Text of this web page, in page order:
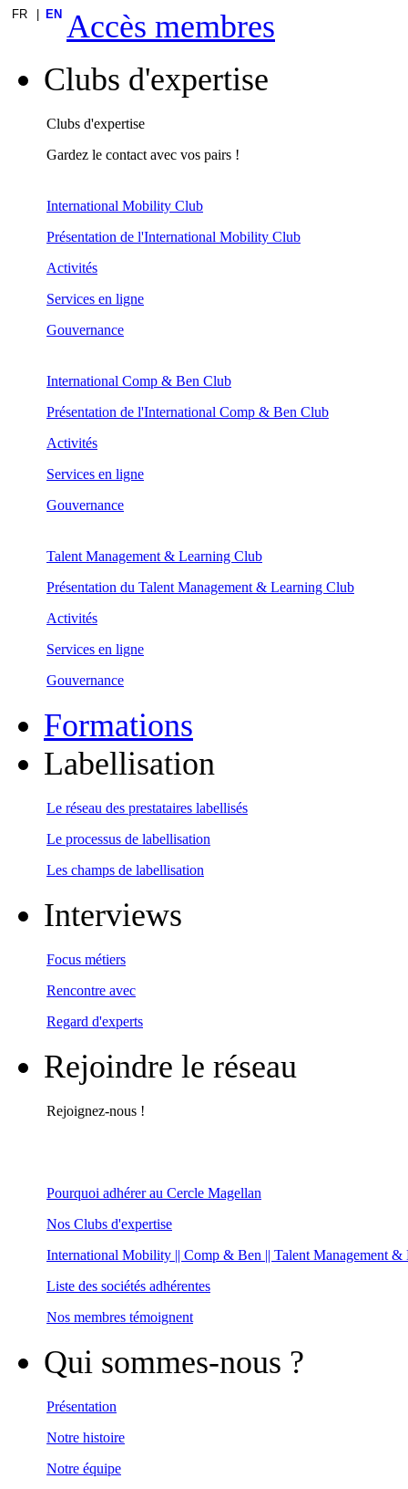
FR EN Accès membres
Clubs d'expertise
Clubs d'expertise
Gardez le contact avec vos pairs !
International Mobility Club
Présentation de l'International Mobility Club
Activités
Services en ligne
Gouvernance
International Comp & Ben Club
Présentation de l'International Comp & Ben Club
Activités
Services en ligne
Gouvernance
Talent Management & Learning Club
Présentation du Talent Management & Learning Club
Activités
Services en ligne
Gouvernance
Formations
Labellisation
Le réseau des prestataires labellisés
Le processus de labellisation
Les champs de labellisation
Interviews
Focus métiers
Rencontre avec
Regard d'experts
Rejoindre le réseau
Rejoignez-nous !
Pourquoi adhérer au Cercle Magellan
Nos Clubs d'expertise
International Mobility || Comp & Ben || Talent Management &
Liste des sociétés adhérentes
Nos membres témoignent
Qui sommes-nous ?
Présentation
Notre histoire
Notre équipe